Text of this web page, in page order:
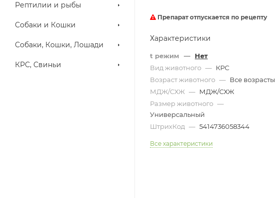
Рептилии и рыбы
Собаки и Кошки
Собаки, Кошки, Лошади
КРС, Свиньи
Препарат отпускается по рецепту
Характеристики
t режим —
Нет
Вид животного — КРС
Возраст животного — Все возрасты
МДЖ/СХЖ — МДЖ/СХЖ
Размер животного —
Универсальный
ШтрихКод — 5414736058344
Все характеристики